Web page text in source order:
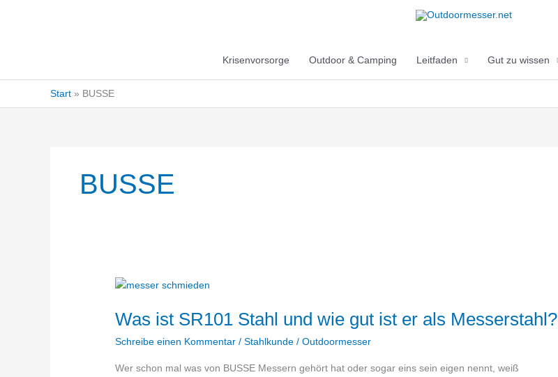
Krisenvorsorge Outdoor & Camping Leitfaden Gut zu wissen
Start BUSSE
BUSSE
Was ist SR101 Stahl und wie gut ist er als Messerstahl?
Schreibe einen Kommentar /Stahlkunde /Outdoormesser
Wer schon mal was von BUSSE Messern gehört hat oder sogar eins sein eigen nennt, weiß